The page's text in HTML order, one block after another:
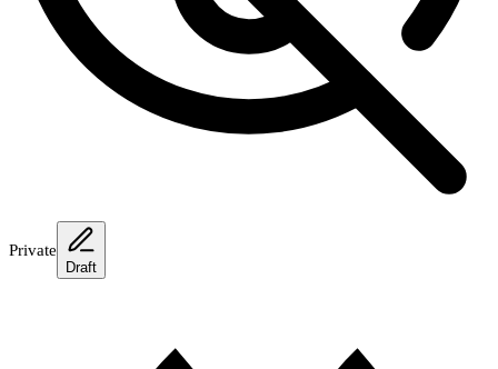
Private
Draft